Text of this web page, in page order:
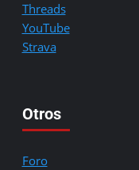
Threads
YouTube
Strava
Otros
Foro